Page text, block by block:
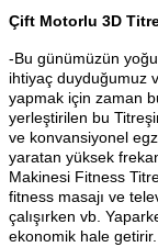
Çift Motorlu 3D
-Bu günümüzün
ihtiyaç duyduğumuz
yapmak için zaman
yerleştirilen bu
ve konvansiyonel
yaratan yüksek
Makinesi Fitness
fitness masajı ve
çalışırken vb.
ekonomik hale getirir.